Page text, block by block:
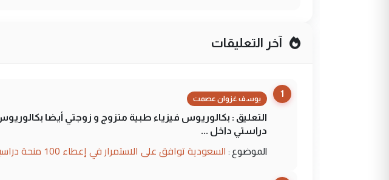
آخر التعليقات
1
يوسف غزوان عصمت
التعليق : بكالوريوس فيزياء طبية متزوج و زوجتي أيضا
دراستي داخل ...
الموضوع : السعودية توافق على الاستمرار في إعطاء 100 منحة دراسية للطلبة العراقيين في جامعاتها سنويا